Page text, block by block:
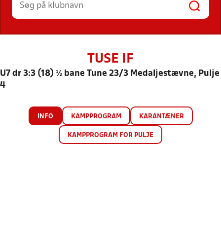
TUSE IF
U7 dr 3:3 (18) ½ bane Tune 23/3 Medaljestævne, Pulje
4
INFO KAMPPROGRAM KARANTÆNER
KAMPPROGRAM FOR PULJE